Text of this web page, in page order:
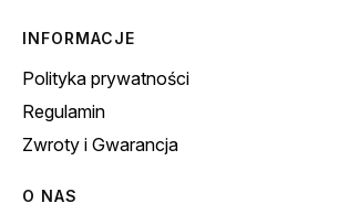
INFORMACJE
Polityka prywatności
Regulamin
Zwroty i Gwarancja
O NAS